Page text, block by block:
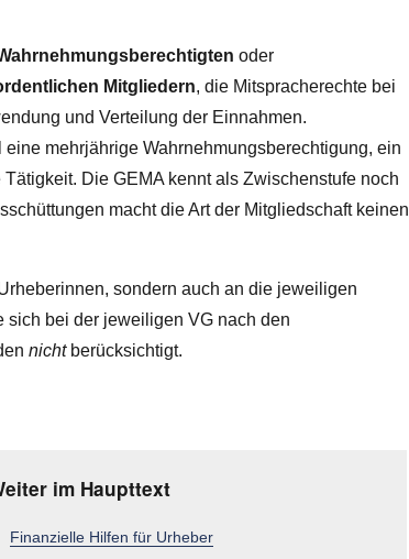
oder
Mitgliedern, die Mitspracherechte bei
und Verteilung der Einnahmen.
mehrjährige Wahrnehmungsberechtigung, ein
Die GEMA kennt als Zwischenstufe noch
macht die Art der Mitgliedschaft keinen
sondern auch an die jeweiligen
sich bei der jeweiligen VG nach den
nichtberücksichtigt.
im Haupttext
Finanzielle Hilfen für Urheber